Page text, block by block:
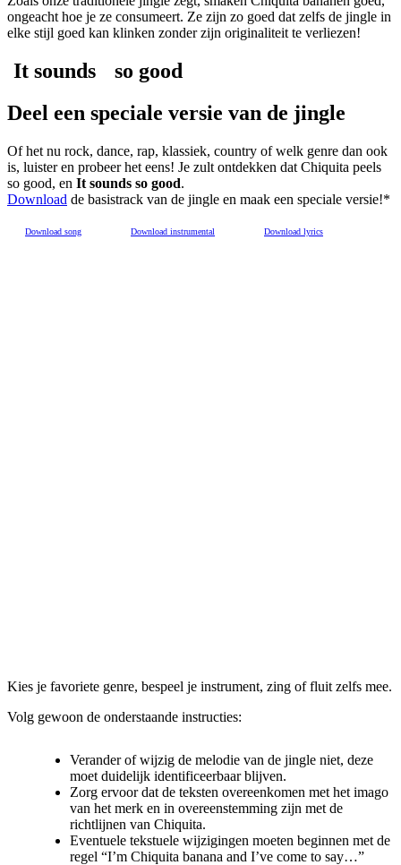
ongeacht hoe je ze consumeert. Ze zijn zo goed dat zelfs de jingle in
elke stijl goed kan klinken zonder zijn originaliteit te verliezen!
It sounds
so good
Deel een speciale versie van de jingle
Of het nu rock, dance, rap, klassiek, country of welk genre dan ook
is, luister en probeer het eens! Je zult ontdekken dat Chiquita peels
so good, en It sounds so good.
Download de basistrack van de jingle en maak een speciale versie!*
Download song Download instrumental Download lyrics
Kies je favoriete genre, bespeel je instrument, zing of fluit zelfs mee.
Volg gewoon de onderstaande instructies:
Verander of wijzig de melodie van de jingle niet, deze
moet duidelijk identificeerbaar blijven.
Zorg ervoor dat de teksten overeenkomen met het imago
van het merk en in overeenstemming zijn met de
richtlijnen van Chiquita.
Eventuele tekstuele wijzigingen moeten beginnen met de
regel “I’m Chiquita banana and I’ve come to say…”